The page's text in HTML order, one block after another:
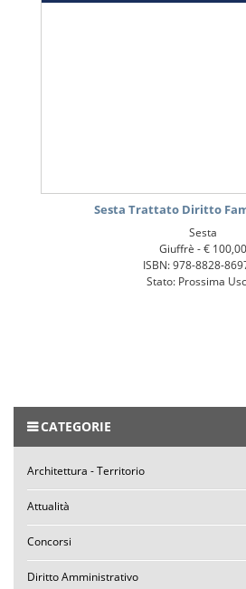
Sesta Trattato Diritto
Sesta
Giuffrè -€ 100,00
ISBN: 978-8828-
Stato: Prossima
CATEGORIE
Architettura - Territorio
Attualità
Concorsi
Diritto Amministrativo